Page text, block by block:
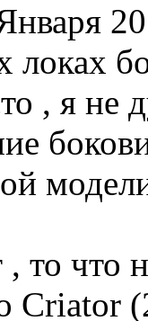
локах
, я не
то что
Criator